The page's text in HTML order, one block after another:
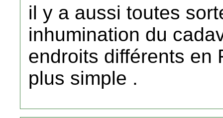
il y a aussi toutes
inhumination du
endroits différents en
plus simple .